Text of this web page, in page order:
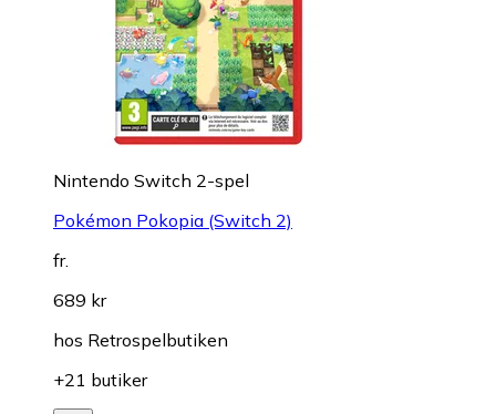
Nintendo Switch 2-spel
Pokémon Pokopia (Switch 2)
fr.
689 kr
hos Retrospelbutiken
+21 butiker